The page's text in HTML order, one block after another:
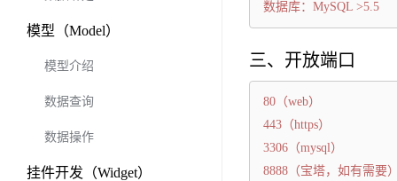
模型（Model）
模型介绍
数据查询
数据操作
挂件开发（Widget）
数据库：MySQL >5.5
三、开放端口
80（web）
443（https）
3306（mysql）
8888（宝塔，如有需要